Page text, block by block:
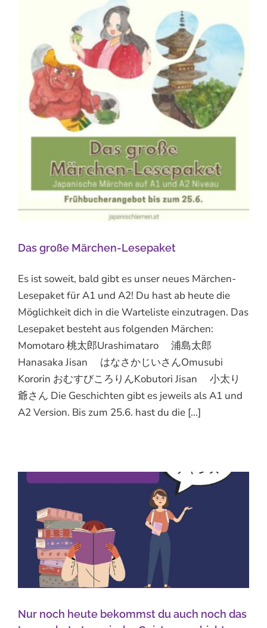
Das große Märchen-Lesepaket
Es ist soweit, bald gibt es unser neues Märchen-
Lesepaket für A1 und A2! Du hast ab heute die
Möglichkeit dich in die Warteliste einzutragen. Das
Lesepaket besteht aus folgenden Märchen:
Momotaro 桃太郎Urashimataro 浦島太郎
Hanasaka Jisan はなさかじいさんOmusubi
Kororin おむすびころりんKobutori Jisan 小太り
爺さん Die Geschichten gibt es jeweils als A1 und
A2 Version. Bis zum 25.6. hast du die [...]
Nur noch heute bekommst du auch noch das